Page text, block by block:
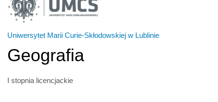
Uniwersytet Marii Curie-Skłodowskiej w Lublinie
Geografia
I stopnia licencjackie